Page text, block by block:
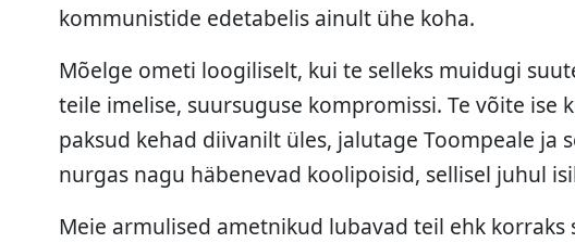
kommunistide edetabelis ainult ühe koha.
Mõelge ometi loogiliselt, kui te selleks muidugi
teile imelise, suursuguse kompromissi. Te võite ise
paksud kehad diivanilt üles, jalutage Toompeale ja
nurgas nagu häbenevad koolipoisid, sellisel juhul
Meie armulised ametnikud lubavad teil ehk korraks